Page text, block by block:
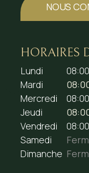
NOUS
HORAIRES
Lundi
Mardi
Mercredi
Jeudi
Vendredi
Samedi
Dimanche